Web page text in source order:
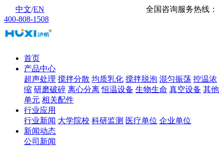
中文/EN
全国咨询服务热线：
400-808-1508
首页
产品中心
超声处理 搅拌分散 均质乳化 搅拌脱泡 混匀振荡 控温浓
缩 研磨破碎 离心分离 恒温设备 生物生命 真空设备 其他
单元 相关配件
行业应用
行业新闻 大学院校 科研监测 医疗单位 企业单位
新闻动态
公司新闻